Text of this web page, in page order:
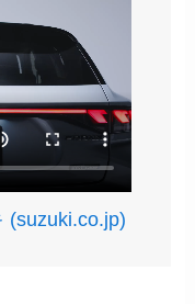
(suzuki.co.jp)